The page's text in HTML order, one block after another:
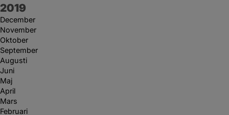
År:
2019
December
November
Oktober
September
Augusti
Juni
Maj
April
Mars
Februari